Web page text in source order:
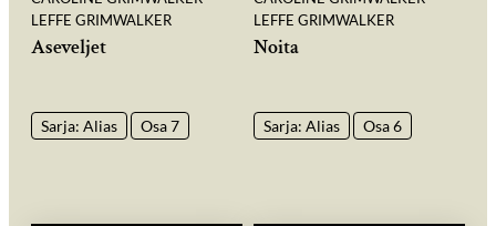
LEFFE GRIMWALKER
Aseveljet
Sarja: Alias Osa 7
LEFFE GRIMWALKER
Noita
Sarja: Alias Osa 6